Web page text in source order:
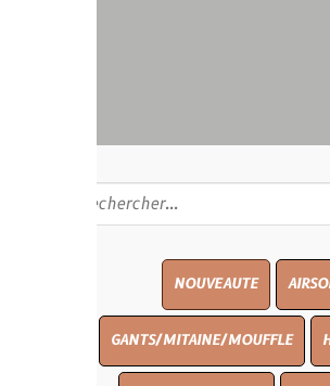
AIRSOFT/PAINTBALL
GANTS/MITAINE/MOUFFLE HOLSTER